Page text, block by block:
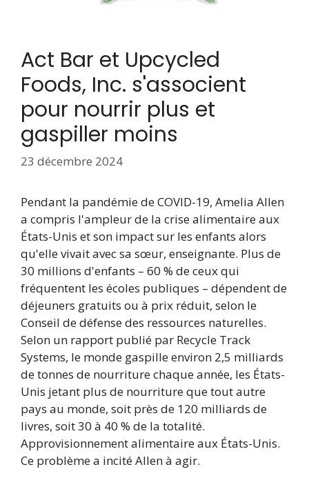
Act Bar et Upcycled
Foods, Inc. s'associent
pour nourrir plus et
gaspiller moins
23 décembre 2024
Pendant la pandémie de COVID-19, Amelia Allen
a compris l'ampleur de la crise alimentaire aux
États-Unis et son impact sur les enfants alors
qu'elle vivait avec sa sœur, enseignante. Plus de
30 millions d'enfants – 60 % de ceux qui
fréquentent les écoles publiques – dépendent de
déjeuners gratuits ou à prix réduit, selon le
Conseil de défense des ressources naturelles.
Selon un rapport publié par Recycle Track
Systems, le monde gaspille environ 2,5 milliards
de tonnes de nourriture chaque année, les États-
Unis jetant plus de nourriture que tout autre
pays au monde, soit près de 120 milliards de
livres, soit 30 à 40 % de la totalité.
Approvisionnement alimentaire aux États-Unis.
Ce problème a incité Allen à agir.